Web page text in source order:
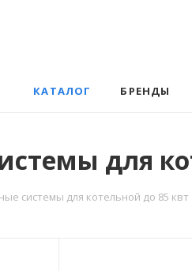
КАТАЛОГ БРЕНДЫ
для
системы для котельной до 85 квт